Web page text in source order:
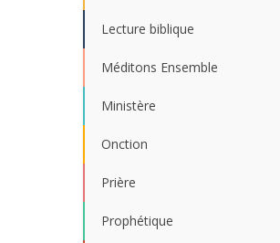
Lecture biblique
Méditons Ensemble
Ministère
Onction
Prière
Prophétique